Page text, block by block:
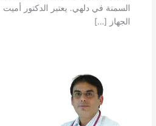
السمنة في دلهي. يعتبر الدكتور
الجهاز […]